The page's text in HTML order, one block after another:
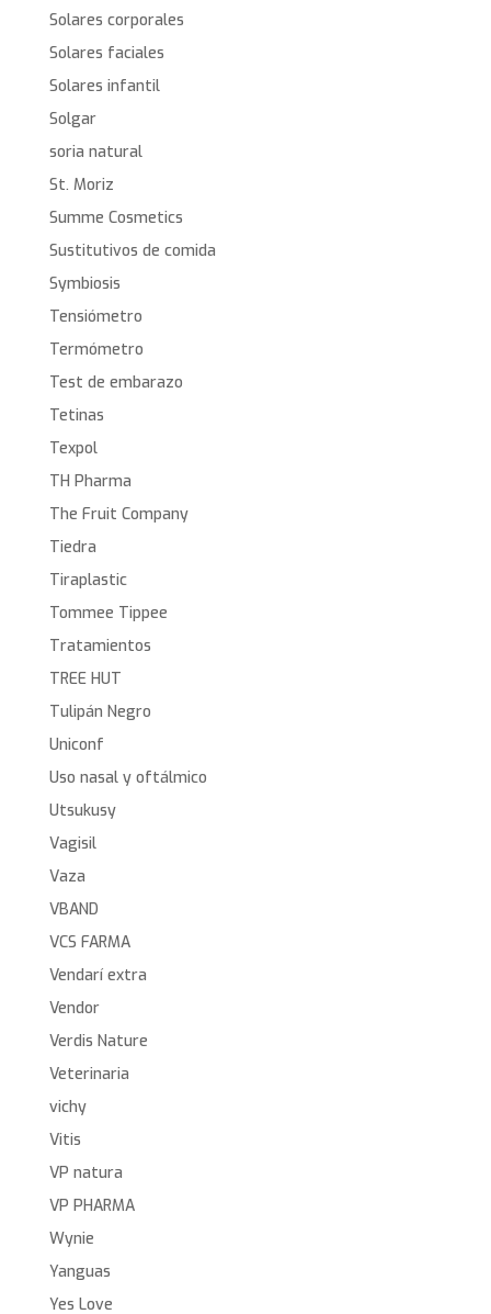
Solares corporales
Solares faciales
Solares infantil
Solgar
soria natural
St. Moriz
Summe Cosmetics
Sustitutivos de comida
Symbiosis
Tensiómetro
Termómetro
Test de embarazo
Tetinas
Texpol
TH Pharma
The Fruit Company
Tiedra
Tiraplastic
Tommee Tippee
Tratamientos
TREE HUT
Tulipán Negro
Uniconf
Uso nasal y oftálmico
Utsukusy
Vagisil
Vaza
VBAND
VCS FARMA
Vendarí extra
Vendor
Verdis Nature
Veterinaria
vichy
Vitis
VP natura
VP PHARMA
Wynie
Yanguas
Yes Love